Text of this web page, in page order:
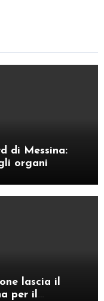
di Messina:
organi
lascia il
per il